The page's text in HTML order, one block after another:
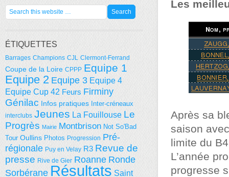
Les
Après sa
saison
limite du
L’année
progresse
ÉTIQUETTES
Barrages Champions CJL Clermont-Ferrand
Coupe de la Loire CPPP Equipe 1
Equipe 2 Equipe 3 Equipe 4
Equipe Cup 42 Feurs Firminy
Génilac Infos pratiques Inter-créneaux
interclubs Jeunes La Fouillouse Le
Progrès Mairie Montbrison Not So'Bad
Tour Oullins Photos Progression Pré-
régionale Puy en Velay R3 Revue de
presse Rive de Gier Roanne Ronde
Sorbérane Résultats Saint